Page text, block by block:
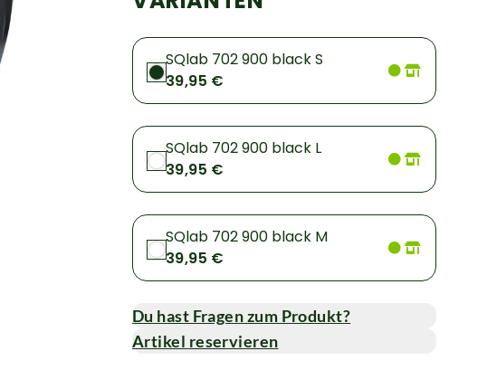
SQlab 702 900 black S
39,95 €
SQlab 702 900 black L
39,95 €
SQlab 702 900 black M
39,95 €
Du hast Fragen zum Produkt?
Artikel reservieren